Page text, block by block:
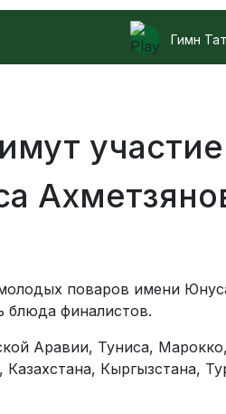
Гимн
поваров имени
блюда финалистов.
Аравии, Туниса,
Кыргызстана,